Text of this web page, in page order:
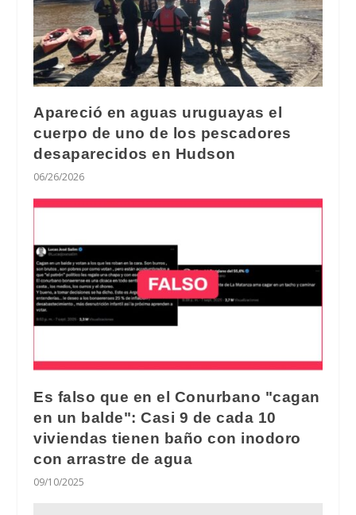
Apareció en aguas uruguayas el
cuerpo de uno de los pescadores
desaparecidos en Hudson
06/26/2026
Es falso que en el Conurbano "cagan
en un balde": Casi 9 de cada 10
viviendas tienen baño con inodoro
con arrastre de agua
09/10/2025